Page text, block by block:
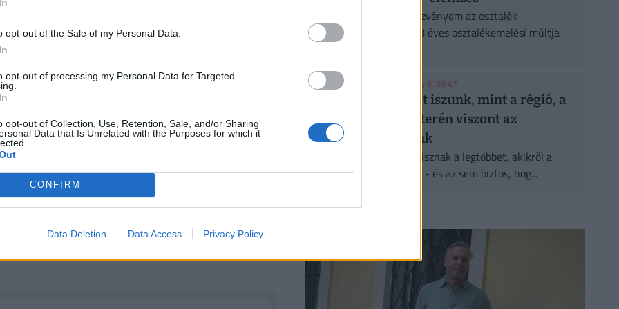
opt-out of the Sale of my Personal Data.
opt-out of processing my Personal Data for Targeted
opt-out of Collection, Use, Retention, Sale, and/or Sharing
Data that Is Unrelated with the Purposes for which it
CONFIRM
Data Deletion Data Access Privacy Policy
űrvállalat: Elon Musk lehet a világ első
Musk, mint még soha senki a világon
minden idők legnagyobb tőzsdei
magas. Az EV/EBITDA mutató 250 felett
nagy technológiai cégek szintjét is. Ez
feltételez. A számítások szerint ahhoz,
a következő évtizedben átlagosan évi mintegy
Van néhány Clorox részvényem az osztalék
portfóliómban, mert 48 éves osztalékemelési múltja
HOLDBLOG | 2026. augusztus 6. 09:47
Kevesebb alkoholt iszunk, mint a régió, a
következmények terén viszont az
élbolyban vagyunk
Lehet, hogy nem azok isznak a legtöbbet, akikről a
statisztikák ezt állítják - és az sem biztos, hog...